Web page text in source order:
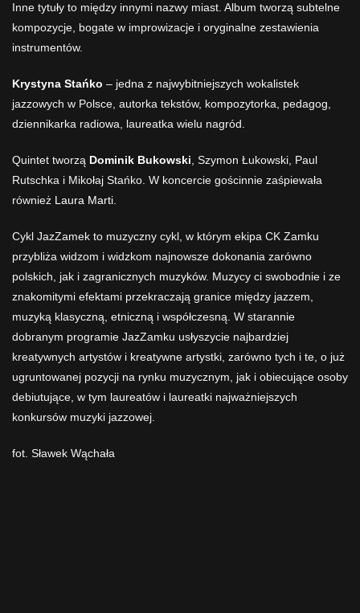
Inne tytuły to między innymi nazwy miast. Album tworzą subtelne
kompozycje, bogate w improwizacje i oryginalne zestawienia
instrumentów.
Krystyna Stańko – jedna z najwybitniejszych wokalistek
jazzowych w Polsce, autorka tekstów, kompozytorka, pedagog,
dziennikarka radiowa, laureatka wielu nagród.
Quintet tworzą Dominik Bukowski , Szymon Łukowski, Paul
Rutschka i Mikołaj Stańko. W koncercie gościnnie zaśpiewała
również Laura Marti.
Cykl JazZamek to muzyczny cykl, w którym ekipa CK Zamku
przybliża widzom i widzkom najnowsze dokonania zarówno
polskich, jak i zagranicznych muzyków. Muzycy ci swobodnie i ze
znakomitymi efektami przekraczają granice między jazzem,
muzyką klasyczną, etniczną i współczesną. W starannie
dobranym programie JazZamku usłyszycie najbardziej
kreatywnych artystów i kreatywne artystki, zarówno tych i te, o już
ugruntowanej pozycji na rynku muzycznym, jak i obiecujące osoby
debiutujące, w tym laureatów i laureatki najważniejszych
konkursów muzyki jazzowej.
fot. Sławek Wąchała